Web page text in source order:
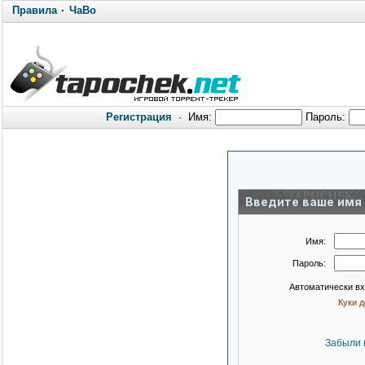
Правила· ЧаВо
Регистрация · Имя: Пароль:
Введите ваше имя
Имя:
Пароль:
Автоматически
Куки
Забыли